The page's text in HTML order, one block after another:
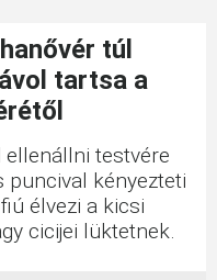
túl
tartsa a
testvére
puncival kényezteti
élvezi a kicsi
cicijei lüktetnek.